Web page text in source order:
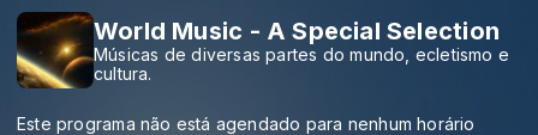
World Music - A Special Selection
Músicas de diversas partes do mundo, ecletismo e
cultura.
Este programa não está agendado para nenhum horário